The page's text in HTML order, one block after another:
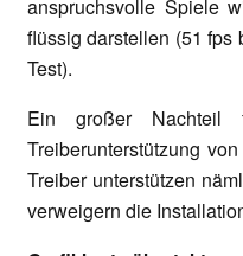
anspruchsvolle Spiele
flüssig darstellen (51
Test).
Ein großer
Treiberunterstützung
Treiber unterstützen
verweigern die